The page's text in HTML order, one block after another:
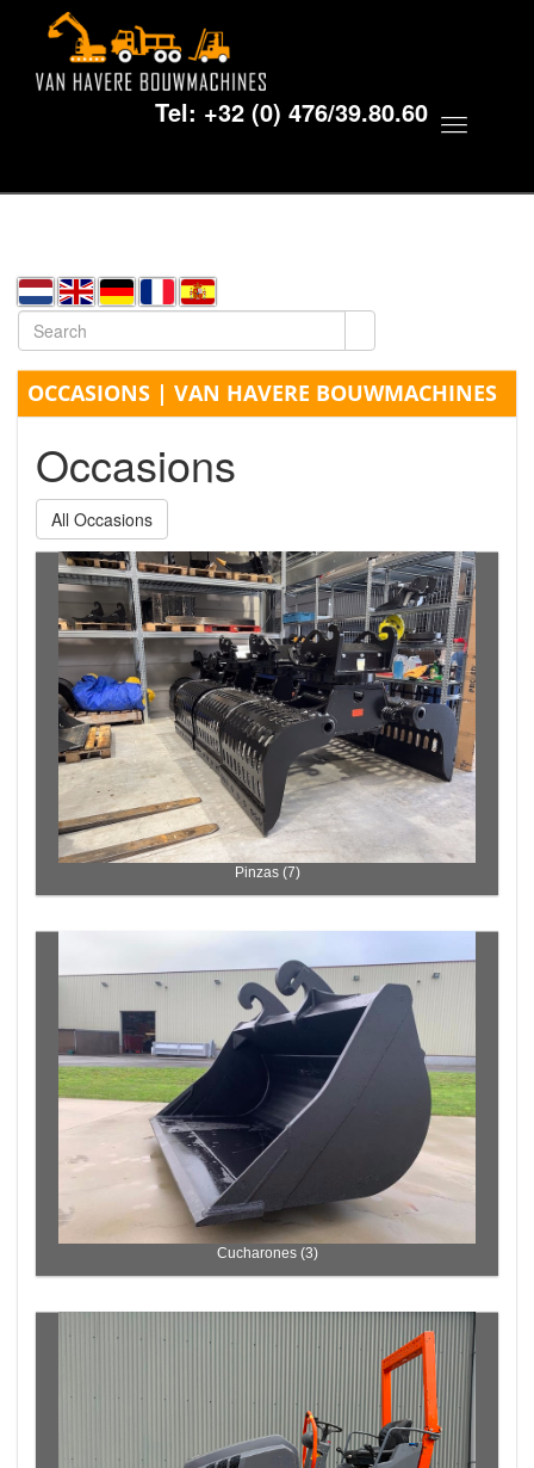
Tel: +32 (0) 476/39.80.60
Toggle
OCCASIONS | VAN HAVERE BOUWMACHINES
Occasions
All Occasions
Pinzas (7)
Cucharones (3)